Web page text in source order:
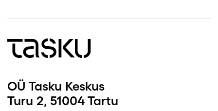
OÜ Tasku Keskus
Turu 2, 51004 Tartu